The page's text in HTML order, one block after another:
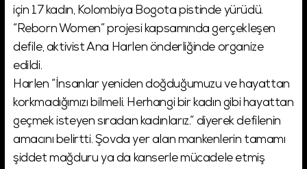
için 17 kadın, Kolombiya Bogota pistinde yürüdü.
“Reborn Women” projesi kapsamında gerçekleşen
defile, aktivist Ana Harlen önderliğinde organize
edildi.
Harlen “İnsanlar yeniden doğduğumuzu ve hayattan
korkmadığımızı bilmeli. Herhangi bir kadın gibi hayattan
geçmek isteyen sıradan kadınlarız.” diyerek defilenin
amacını belirtti. Şovda yer alan mankenlerin tamamı
şiddet mağduru ya da kanserle mücadele etmiş